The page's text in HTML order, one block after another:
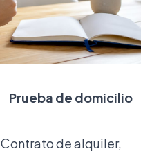
Prueba de domicilio
Contrato de alquiler,